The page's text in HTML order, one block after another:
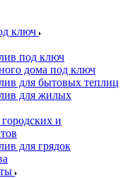
ключ
под ключ
дома под ключ
для бытовых теплиц
для жилых
и
для грядок